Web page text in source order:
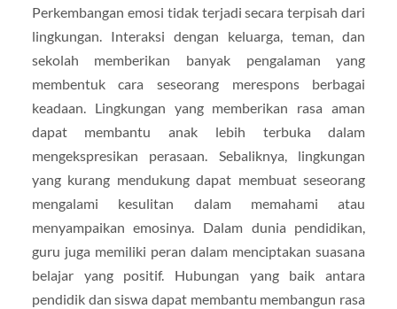
Perkembangan emosi tidak terjadi secara terpisah dari
lingkungan. Interaksi dengan keluarga, teman, dan
sekolah memberikan banyak pengalaman yang
membentuk cara seseorang merespons berbagai
keadaan. Lingkungan yang memberikan rasa aman
dapat membantu anak lebih terbuka dalam
mengekspresikan perasaan. Sebaliknya, lingkungan
yang kurang mendukung dapat membuat seseorang
mengalami kesulitan dalam memahami atau
menyampaikan emosinya. Dalam dunia pendidikan,
guru juga memiliki peran dalam menciptakan suasana
belajar yang positif. Hubungan yang baik antara
pendidik dan siswa dapat membantu membangun rasa